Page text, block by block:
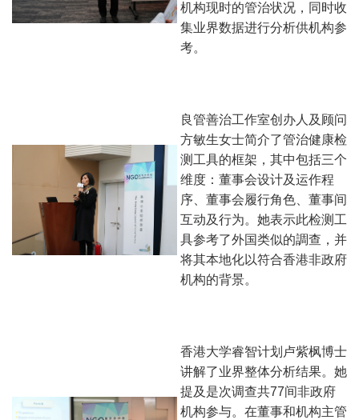
机构现时的管治状况，同时收
集业界数据进行分析供机构参
考。
良管善治工作室创办人及顾问
方敏生女士简介了管治健康检
测工具的框架，其中包括三个
维度：董事会设计及运作程
序、董事会履行角色、董事间
互动及行为。她表示此检测工
具参考了外国类似的調查，并
将其本地化以符合香港非政府
机构的背景。
香港大学睿智计划卢紫枫博士
讲解了业界整体分析结果。她
提及是次调查共77间非政府
机构参与。在董事和机构主管